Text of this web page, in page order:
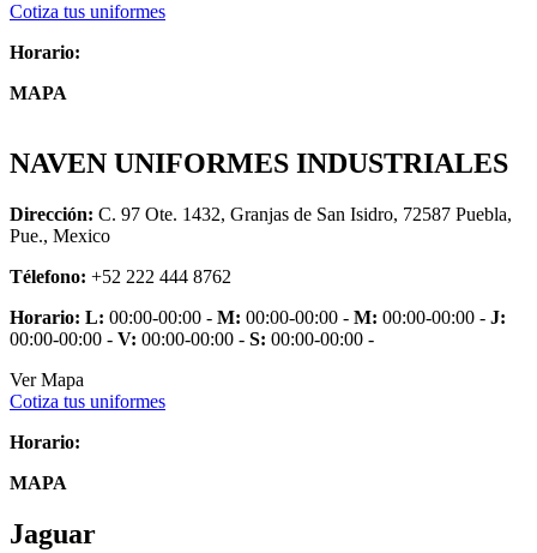
Cotiza tus uniformes
Horario:
MAPA
NAVEN UNIFORMES INDUSTRIALES
Dirección: C. 97 Ote. 1432, Granjas de San Isidro, 72587 Puebla,
Pue., Mexico
Télefono: +52 222 444 8762
Horario: L: 00:00-00:00 - M: 00:00-00:00 - M: 00:00-00:00 - J:
00:00-00:00 - V: 00:00-00:00 - S: 00:00-00:00 -
Ver Mapa
Cotiza tus uniformes
Horario:
MAPA
Jaguar